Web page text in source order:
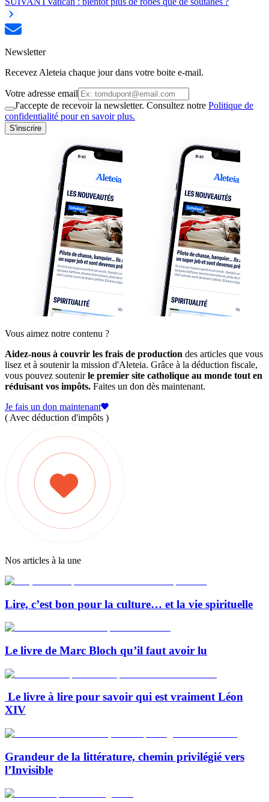
Newsletter
Recevez Aleteia chaque jour dans votre boite e-mail.
Votre adresse email
J'accepte de recevoir la newsletter. Consultez notre Politique de
confidentialité pour en savoir plus.
S'inscrire
Vous aimez notre contenu ?
Aidez-nous à couvrir les frais de production des articles que vous
lisez et à soutenir la mission d'Aleteia. Grâce à la déduction fiscale,
vous pouvez soutenirle premier site catholique au monde tout en
réduisant vos impôts. Faites un don dès maintenant.
Je fais un don maintenant
( Avec déduction d'impôts )
Nos articles à la une
Lire, c’est bon pour la culture… et la vie spirituelle
Le livre de Marc Bloch qu’il faut avoir lu
Le livre à lire pour savoir qui est vraiment Léon
XIV
Grandeur de la littérature, chemin privilégié vers
l’Invisible